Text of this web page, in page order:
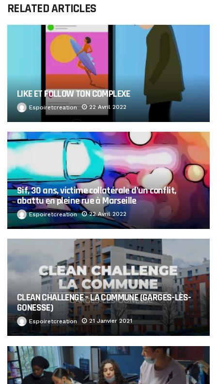
RELATED ARTICLES
LIKE ET FOLLOW TON COMPLEXE
Espoiretcreation 22 Avril 2022
Sif, 30 ans, victime collatérale d’un conflit,
abattu en pleine rue à Marseille
Espoiretcreation 22 Avril 2022
CLEAN CHALLENGE – LA COMMUNE (GARGES-LÈS-
GONESSE)
Espoiretcreation 21 Janvier 2021